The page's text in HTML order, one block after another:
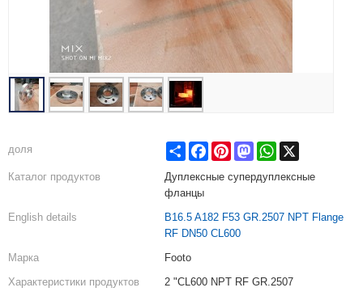
доля Share FacebookPinterestMastodonWhatsApp
Каталог продуктов
Дуплексные супердуплексные
фланцы
English details
B16.5 A182 F53 GR.2507 NPT Flange
RF DN50 CL600
Марка
Footo
Характеристики продуктов
2 "CL600 NPT RF GR.2507